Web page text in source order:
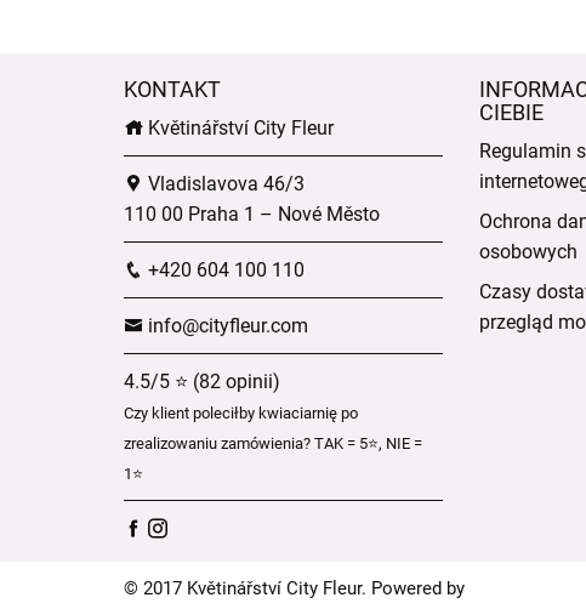
KONTAKT
Květinářství City Fleur
Vladislavova 46/3
110 00 Praha 1 – Nové Město
+420 604 100 110
info@cityfleur.com
4.5/5 ⭐ (82 opinii)
Czy klient poleciłby kwiaciarnię po
zrealizowaniu zamówienia? TAK = 5⭐, NIE =
1⭐
CIEBIE
Regulamin
Ochrona
osobowych
Czasy
przegląd
© 2017 Květinářství City Fleur. Powered by